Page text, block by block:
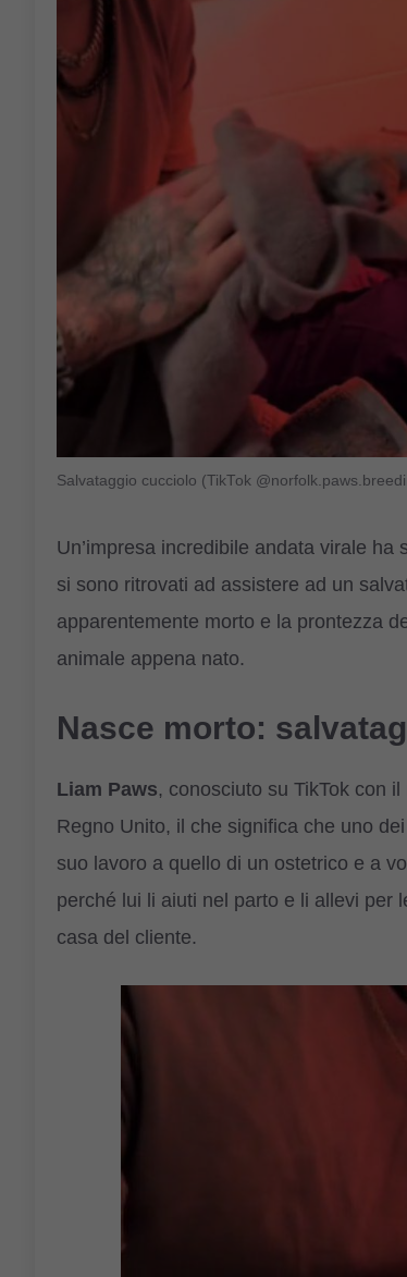
Salvataggio cucciolo (TikTok
Un’impresa incredibile andata virale ha
si sono ritrovati ad assistere ad un
apparentemente morto e la prontezza
animale appena nato.
Nasce morto:
Liam Paws, conosciuto su TikTok con
Regno Unito, il che significa che uno
suo lavoro a quello di un ostetrico e a
perché lui li aiuti nel parto e li allevi per
casa del cliente.